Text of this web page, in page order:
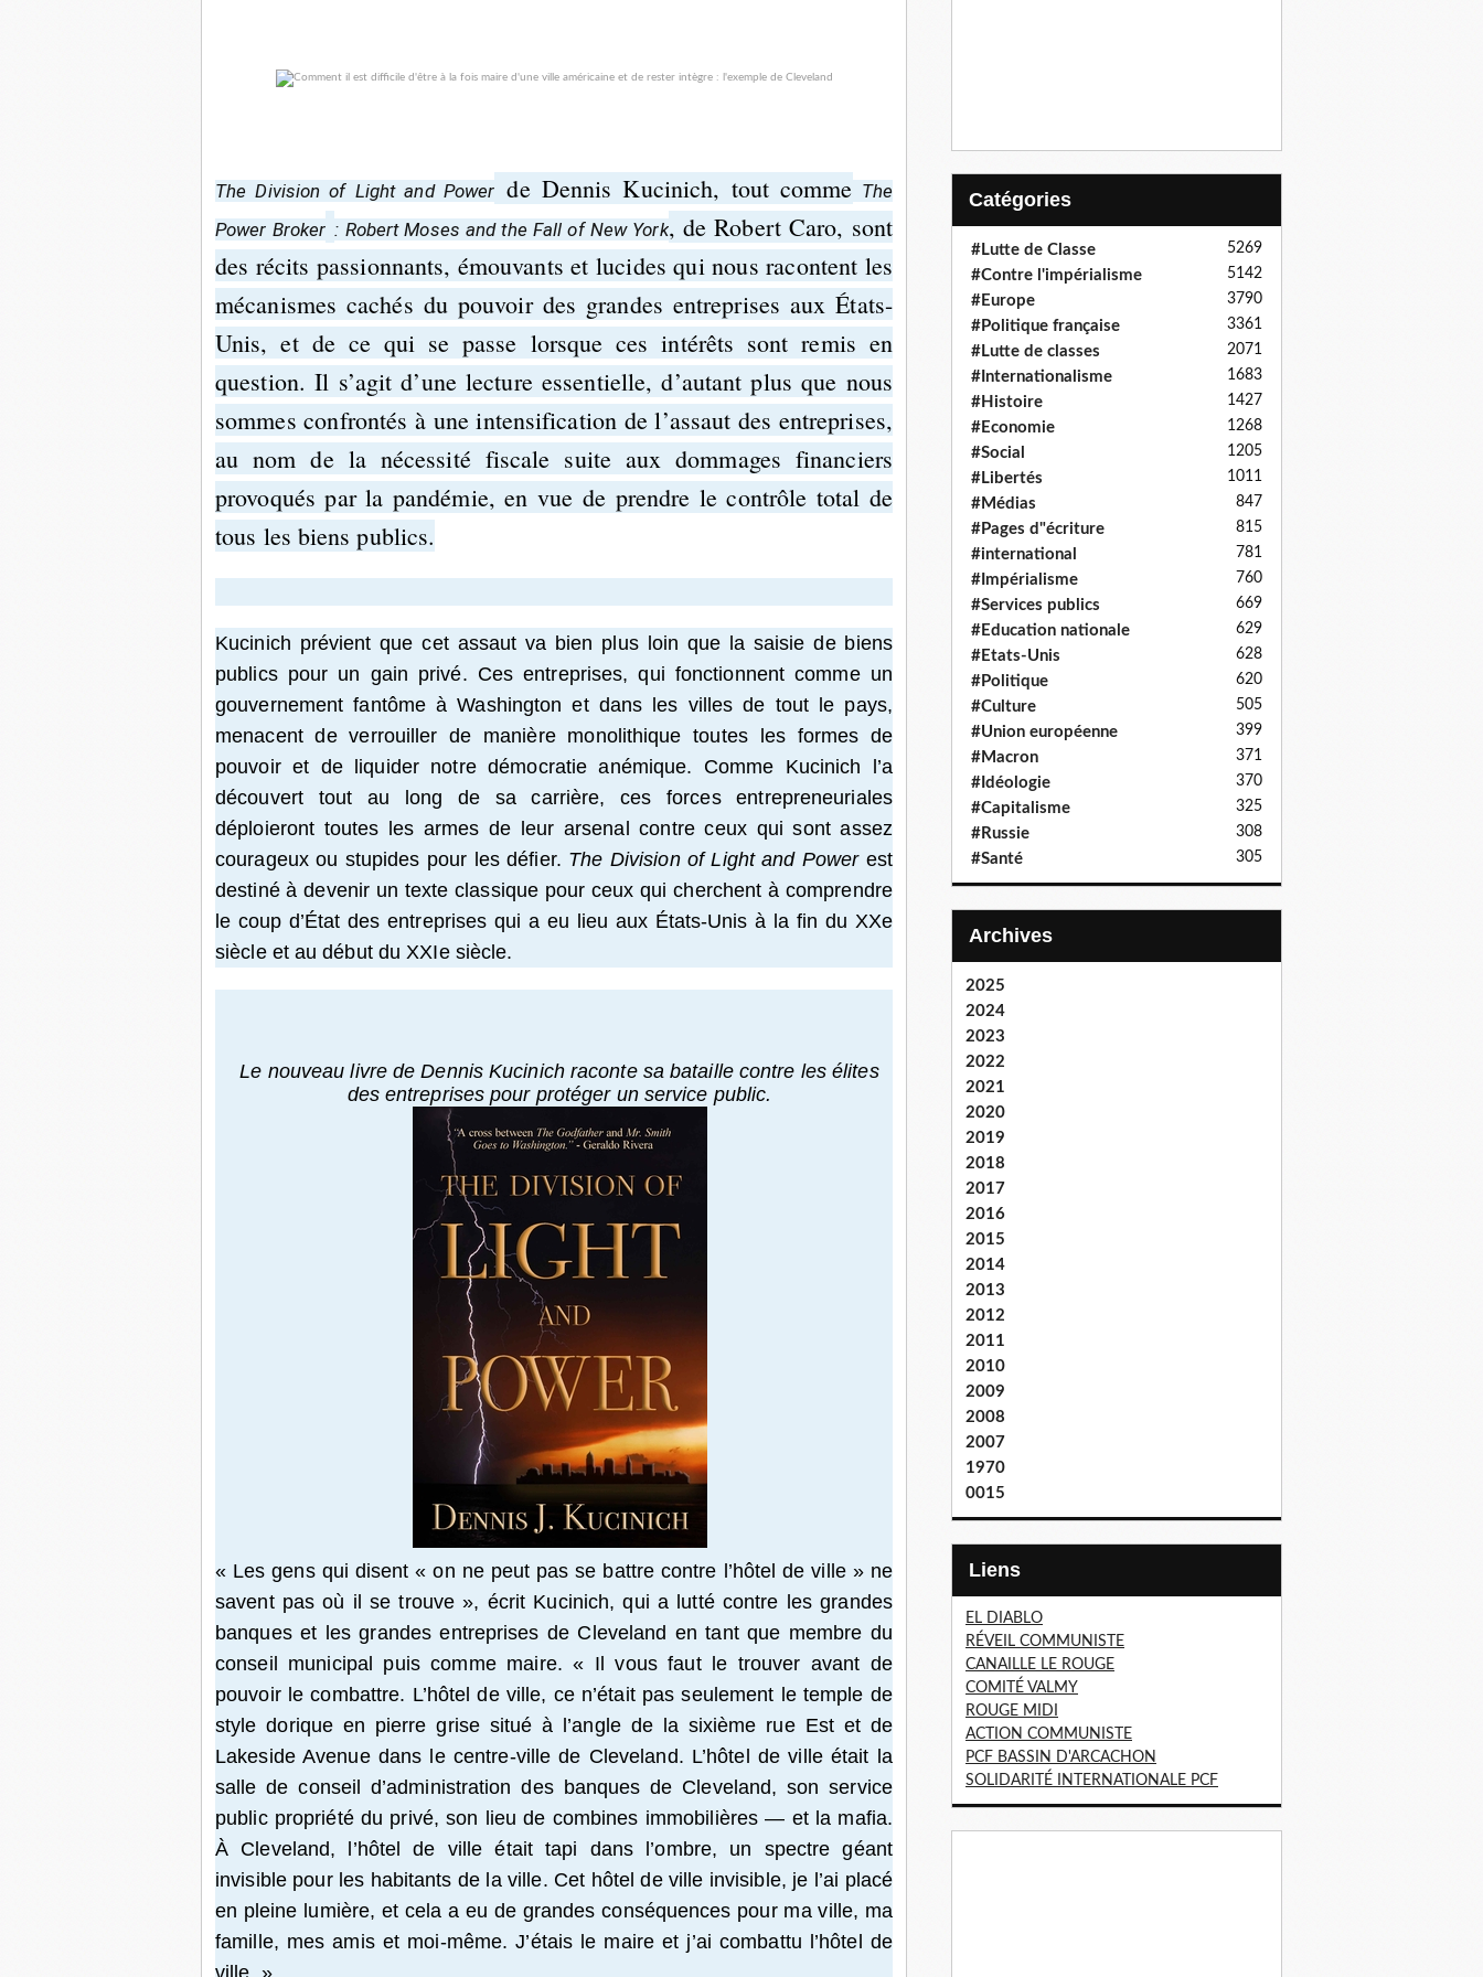
The Division of Light and Power de Dennis Kucinich, tout comme The
Power Broker : Robert Moses and the Fall of New York, de Robert Caro, sont
des récits passionnants, émouvants et lucides qui nous racontent les
mécanismes cachés du pouvoir des grandes entreprises aux États-
Unis, et de ce qui se passe lorsque ces intérêts sont remis en
question. Il s’agit d’une lecture essentielle, d’autant plus que nous
sommes confrontés à une intensification de l’assaut des entreprises,
au nom de la nécessité fiscale suite aux dommages financiers
provoqués par la pandémie, en vue de prendre le contrôle total de
tous les biens publics.
Kucinich prévient que cet assaut va bien plus loin que la saisie de biens
publics pour un gain privé. Ces entreprises, qui fonctionnent comme un
gouvernement fantôme à Washington et dans les villes de tout le pays,
menacent de verrouiller de manière monolithique toutes les formes de
pouvoir et de liquider notre démocratie anémique. Comme Kucinich l’a
découvert tout au long de sa carrière, ces forces entrepreneuriales
déploieront toutes les armes de leur arsenal contre ceux qui sont assez
courageux ou stupides pour les défier. The Division of Light and Powerest
destiné à devenir un texte classique pour ceux qui cherchent à comprendre
le coup d’État des entreprises qui a eu lieu aux États-Unis à la fin du XXe
siècle et au début du XXIe siècle.
Le nouveau livre de Dennis Kucinich raconte sa bataille contre les élites
des entreprises pour protéger un service public.
« Les gens qui disent « on ne peut pas se battre contre l’hôtel de ville » ne
savent pas où il se trouve », écrit Kucinich, qui a lutté contre les grandes
banques et les grandes entreprises de Cleveland en tant que membre du
conseil municipal puis comme maire. « Il vous faut le trouver avant de
pouvoir le combattre. L’hôtel de ville, ce n’était pas seulement le temple de
style dorique en pierre grise situé à l’angle de la sixième rue Est et de
Lakeside Avenue dans le centre-ville de Cleveland. L’hôtel de ville était la
salle de conseil d’administration des banques de Cleveland, son service
public propriété du privé, son lieu de combines immobilières — et la mafia.
À Cleveland, l’hôtel de ville était tapi dans l’ombre, un spectre géant
invisible pour les habitants de la ville. Cet hôtel de ville invisible, je l’ai placé
en pleine lumière, et cela a eu de grandes conséquences pour ma ville, ma
famille, mes amis et moi-même. J’étais le maire et j’ai combattu l’hôtel de
ville. »
Catégories
#Lutte de Classe 5269
#Contre l'impérialisme 5142
#Europe 3790
#Politique française 3361
#Lutte de classes 2071
#Internationalisme 1683
#Histoire 1427
#Economie 1268
#Social 1205
#Libertés 1011
#Médias 847
#Pages d"écriture 815
#international 781
#Impérialisme 760
#Services publics 669
#Education nationale 629
#Etats-Unis 628
#Politique 620
#Culture 505
#Union européenne 399
#Macron 371
#Idéologie 370
#Capitalisme 325
#Russie 308
#Santé 305
Archives
2025
2024
2023
2022
2021
2020
2019
2018
2017
2016
2015
2014
2013
2012
2011
2010
2009
2008
2007
1970
0015
Liens
EL DIABLO
RÉVEIL COMMUNISTE
CANAILLE LE ROUGE
COMITÉ VALMY
ROUGE MIDI
ACTION COMMUNISTE
PCF BASSIN D'ARCACHON
SOLIDARITÉ INTERNATIONALE PCF